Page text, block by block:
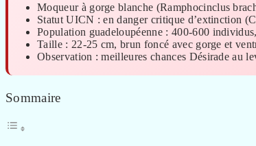
Moqueur à gorge blanche (Ramphocinclus
Statut UICN : en danger critique d’extinction
Population guadeloupéenne : 400-600
Taille : 22-25 cm, brun foncé avec gorge et
Observation : meilleures chances Désirade au
Sommaire